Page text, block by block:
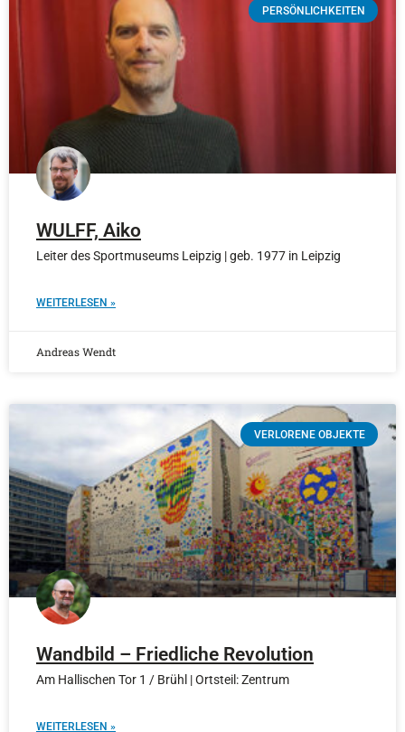
PERSÖNLICHKEITEN
WULFF, Aiko
Leiter des Sportmuseums Leipzig | geb. 1977 in Leipzig
WEITERLESEN »
Andreas Wendt
VERLORENE OBJEKTE
Wandbild – Friedliche Revolution
Am Hallischen Tor 1 / Brühl | Ortsteil: Zentrum
WEITERLESEN »